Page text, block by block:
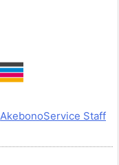
AkebonoService Staff